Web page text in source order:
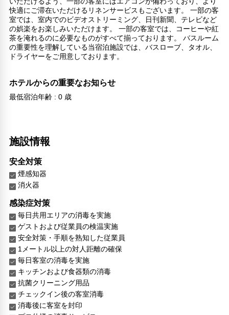
快適にご滞在いただけるリネンサービスもございます。 一部の客
室では、室内でのビデオストリーミング、日刊新聞、テレビなど
の娯楽をお楽しみいただけます。 一部の客室では、コーヒーや紅
茶を淹れるのに必要なものがすべて揃っております。 バスルーム
の重要性を理解している当宿泊施設では、バスローブ、タオル、
ドライヤーをご用意しております。
ホテルからの重要なお知らせ
最低宿泊年齢 : 0 歳
施設情報
安全対策
煙感知器
消火器
感染症対策
毎日共用エリアの消毒を実施
ゲストおよび従業員の検温実施
安全対策・手順を熟知した従業員
1メートル以上の対人距離の確保
毎日客室の消毒を実施
キッチンおよび食器類の消毒
抗菌クリーニング用品
チェックイン後の客室消毒
消毒後に客室を封印